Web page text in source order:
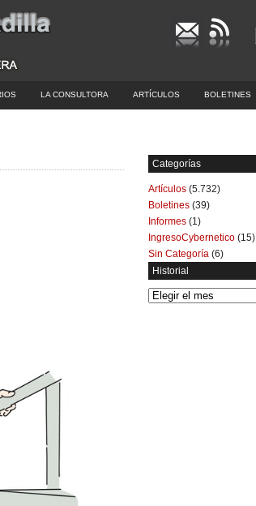
LA CONSULTORA ARTÍCULOS BOLETINES
Categorías
Artículos (5.732)
Boletines (39)
Informes (1)
IngresoCybernetico (15)
Sin Categoría (6)
Historial
Historial